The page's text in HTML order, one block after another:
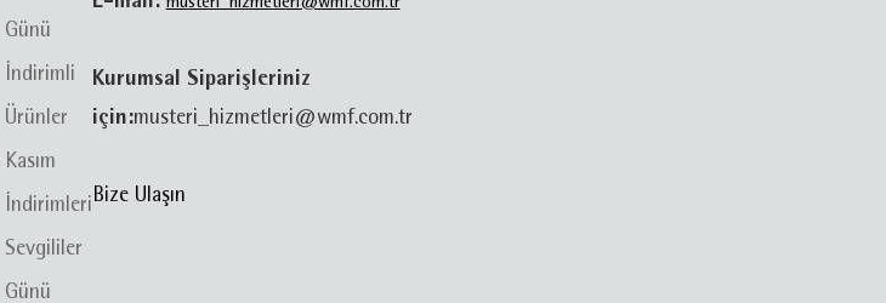
Günü
İndirimli
Ürünler
Kasım
İndirimleri
Sevgililer
Günü
Kurumsal Siparişleriniz
için:musteri_hizmetleri@wmf.com.tr
Bize Ulaşın